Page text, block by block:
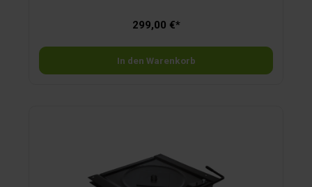
299,00 €*
In den Warenkorb